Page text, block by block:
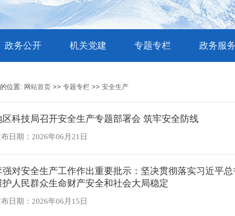
政务公开 机关党建 专题专栏 政务服务
位置: 网站首页 >>专题专栏 >>安全生产
地区科技局召开安全生产专题部署会 筑牢安全防线
日期：2026年06月21日
强对安全生产工作作出重要批示：坚决贯彻落实习近平
护人民群众生命财产安全和社会大局稳定
日期：2026年06月15日